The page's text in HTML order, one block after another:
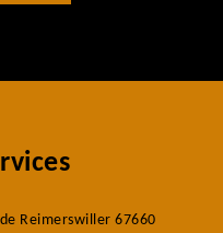
Reimerswiller 67660